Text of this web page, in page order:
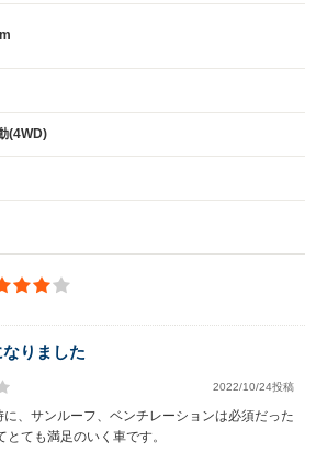
(4WD)
りました
2022/10/24投稿
、サンルーフ、ベンチレーションは必須だった
ても満足のいく車です。